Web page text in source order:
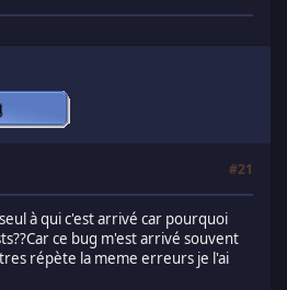
#21
à qui c'est arrivé car pourquoi
ce bug m'est arrivé souvent
répète la meme erreurs je l'ai